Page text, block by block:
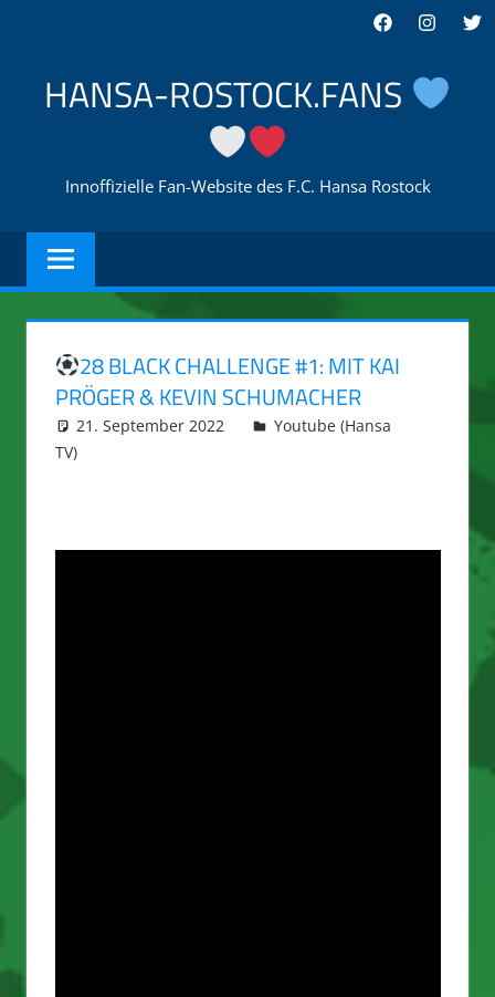
springen
Facebook
HANSA-ROSTOCK.FANS
Innoffizielle Fan-Website des F.C. Hansa Rostock
28 BLACK CHALLENGE #1: MIT KAI
PRÖGER & KEVIN SCHUMACHER
21. September 2022 integromat
Youtube (Hansa
TV)